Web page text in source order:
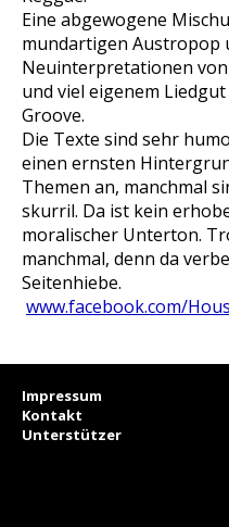
Eine abgewogene
mundartigen Austropop
Neuinterpretationen
und viel eigenem
Groove.
Die Texte sind sehr
einen ernsten
Themen an, manchmal
skurril. Da ist kein
moralischer Unterton.
manchmal, denn da
Seitenhiebe.
www.facebook.com/
Impressum
Kontakt
Unterstützer